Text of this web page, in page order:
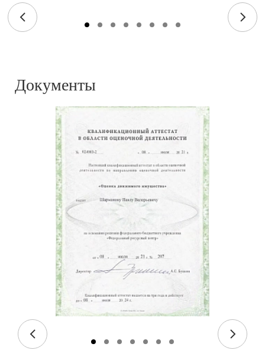
Документы